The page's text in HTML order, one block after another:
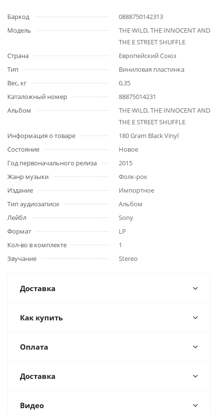
Баркод
0888750142313
Модель
THE WILD, THE INNOCENT AND
THE E STREET SHUFFLE
Страна
Европейский Союз
Тип
Виниловая пластинка
Вес, кг
0,35
Каталожный номер
88875014231
Альбом
THE WILD, THE INNOCENT AND
THE E STREET SHUFFLE
Информация о товаре
180 Gram Black Vinyl
Состояние
Новое
Год первоначального релиза
2015
Жанр музыки
Фолк-рок
Издание
Импортное
Тип аудиозаписи
Альбом
Лейбл
Sony
Формат
LP
Кол-во в комплекте
1
Звучание
Stereo
Доставка
Как купить
Оплата
Доставка
Видео